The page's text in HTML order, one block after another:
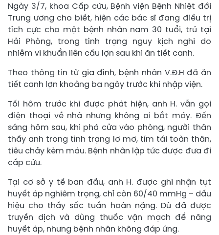
Ngày 3/7, khoa Cấp cứu, Bệnh viện Bệnh Nhiệt đới
Trung ương cho biết, hiện các bác sĩ đang điều trị
tích cực cho một bệnh nhân nam 30 tuổi, trú tại
Hải Phòng, trong tình trạng nguy kịch nghi do
nhiễm vi khuẩn liên cầu lợn sau khi ăn tiết canh.
Theo thông tin từ gia đình, bệnh nhân V.Đ.H đã ăn
tiết canh lợn khoảng ba ngày trước khi nhập viện.
Tối hôm trước khi được phát hiện, anh H. vẫn gọi
điện thoại về nhà nhưng không ai bắt máy. Đến
sáng hôm sau, khi phá cửa vào phòng, người thân
thấy anh trong tình trạng lơ mơ, tím tái toàn thân,
tiêu chảy kèm máu. Bệnh nhân lập tức được đưa đi
cấp cứu.
Tại cơ sở y tế ban đầu, anh H. được ghi nhận tụt
huyết áp nghiêm trọng, chỉ còn 60/40 mmHg – dấu
hiệu cho thấy sốc tuần hoàn nặng. Dù đã được
truyền dịch và dùng thuốc vận mạch để nâng
huyết áp, nhưng bệnh nhân không đáp ứng.